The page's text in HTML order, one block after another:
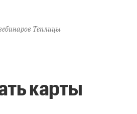
Теплицы
карты